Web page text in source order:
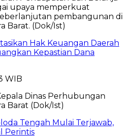
Hak Keuangan Daerah
Kepastian Dana
WIB
Tengah Mulai Terjawab,
Perintis